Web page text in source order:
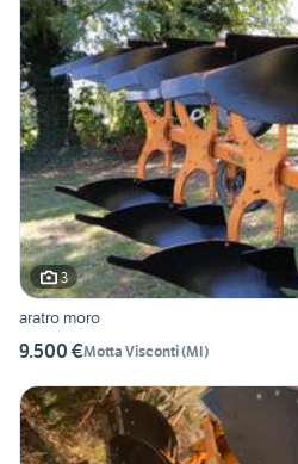
3
aratro moro
9.500 €Motta Visconti(MI)